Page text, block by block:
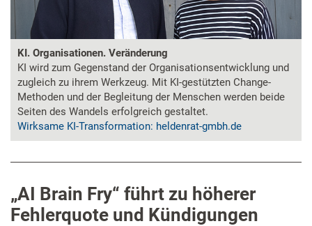
KI. Organisationen. Veränderung
KI wird zum Gegenstand der Organisationsentwicklung und
zugleich zu ihrem Werkzeug. Mit KI-gestützten Change-
Methoden und der Begleitung der Menschen werden beide
Seiten des Wandels erfolgreich gestaltet.
Wirksame KI-Transformation: heldenrat-gmbh.de
„AI Brain Fry“ führt zu höherer
Fehlerquote und Kündigungen